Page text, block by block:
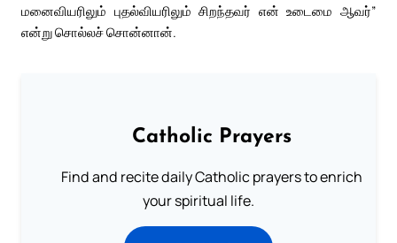
மனைவியரிலும் புதல்வியரிலும் சிறந்தவர் என் உடைமை ஆவர்”
என்று சொல்லச் சொன்னான்.
Catholic Prayers
Find and recite daily Catholic prayers to enrich
your spiritual life.